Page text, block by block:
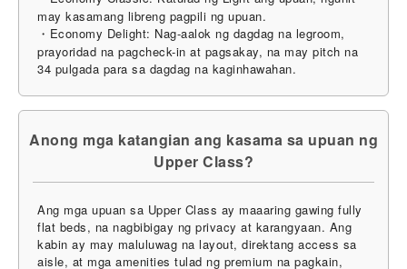
may kasamang libreng pagpili ng upuan.
・Economy Delight: Nag-aalok ng dagdag na legroom,
prayoridad na pagcheck-in at pagsakay, na may pitch na
34 pulgada para sa dagdag na kaginhawahan.
Anong mga katangian ang kasama sa upuan ng
Upper Class?
Ang mga upuan sa Upper Class ay maaaring gawing fully
flat beds, na nagbibigay ng privacy at karangyaan. Ang
kabin ay may maluluwag na layout, direktang access sa
aisle, at mga amenities tulad ng premium na pagkain,